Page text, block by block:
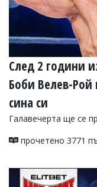
След 2 години
Боби Велев-Рой
сина си
Галавечерта ще се
прочетено 3771